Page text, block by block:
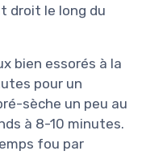
droit le long du
bien essorés à la
pour un
sèche un peu au
à 8-10 minutes.
fou par